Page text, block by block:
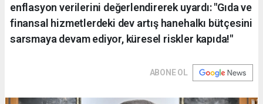
enflasyon verilerini değerlendirerek uyardı: "Gıda ve
finansal hizmetlerdeki dev artış hanehalkı bütçesini
sarsmaya devam ediyor, küresel riskler kapıda!"
ABONE OL